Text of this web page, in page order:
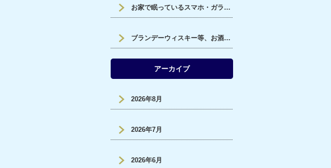
お家で眠っているスマホ・ガラケー高価買取中！ 大吉サファ福山です！
ブランデーウィスキー等、お酒高価買取！大吉サファ福山です！
アーカイブ
2026年8月
2026年7月
2026年6月